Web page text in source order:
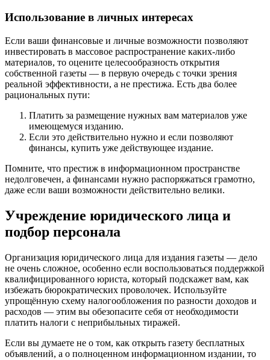
Использование в личных интересах
Если ваши финансовые и личные возможности позволяют
инвестировать в массовое распространение каких-либо
материалов, то оцените целесообразность открытия
собственной газеты — в первую очередь с точки зрения
реальной эффективности, а не престижа. Есть два более
рациональных пути:
Платить за размещение нужных вам материалов уже
имеющемуся изданию.
Если это действительно нужно и если позволяют
финансы, купить уже действующее издание.
Помните, что престиж в информационном пространстве
недолговечен, а финансами нужно распоряжаться грамотно,
даже если ваши возможности действительно велики.
Учреждение юридического лица и
подбор персонала
Организация юридического лица для издания газеты — дело
не очень сложное, особенно если воспользоваться поддержкой
квалифицированного юриста, который подскажет вам, как
избежать бюрократических проволочек. Используйте
упрощённую схему налогообложения по разности доходов и
расходов — этим вы обезопасите себя от необходимости
платить налоги с неприбыльных тиражей.
Если вы думаете не о том, как открыть газету бесплатных
объявлений, а о полноценном информационном издании, то